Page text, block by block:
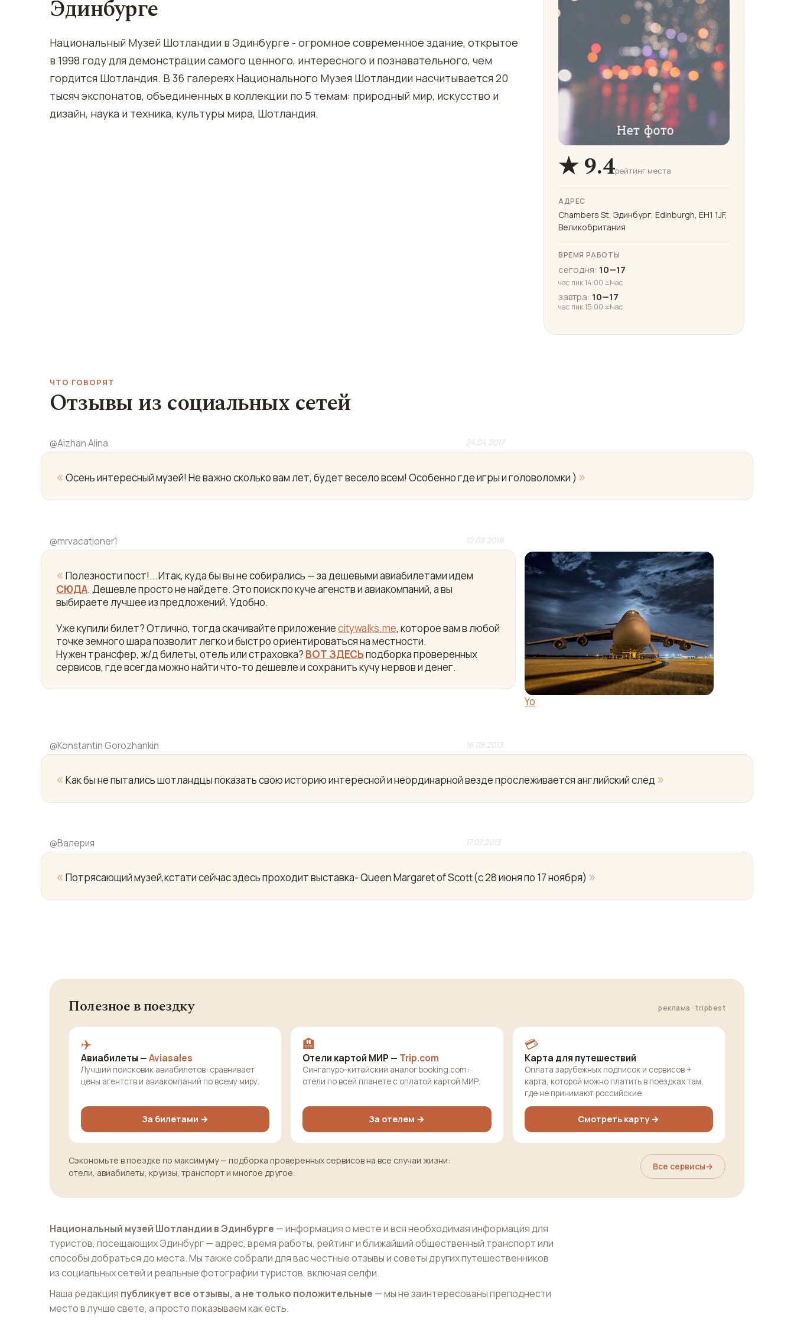
Эдинбурге
Национальный Музей Шотландии в Эдинбурге - огромное современное здание, открытое
в 1998 году для демонстрации самого ценного, интересного и познавательного, чем
гордится Шотландия. В 36 галереях Национального Музея Шотландии насчитывается 20
тысяч экспонатов, объединенных в коллекции по 5 темам: природный мир, искусство и
дизайн, наука и техника, культуры мира, Шотландия.
★ 9.4рейтинг места
АДРЕС
Chambers St, Эдинбург, Edinburgh, EH1 1JF,
Великобритания
ВРЕМЯ РАБОТЫ
сегодня: 10—17
час пик 14:00 ±1час
завтра: 10—17
час пик 15:00 ±1час
ЧТО ГОВОРЯТ
Отзывы из социальных сетей
@Aizhan Alina 24.04.2017
« Осень интересный музей! Не важно сколько вам лет, будет весело всем! Особенно где игры и головоломки ) »
@mrvacationer1 12.03.2018
« Полезности пост!...Итак, куда бы вы не собирались — за дешевыми авиабилетами идем
СЮДА. Дешевле просто не найдете. Это поиск по куче агенств и авиакомпаний, а вы
выбираете лучшее из предложений. Удобно.
Уже купили билет? Отлично, тогда скачивайте приложениеcitywalks.me, которое вам в любой
точке земного шара позволит легко и быстро ориентироваться на местности.
Нужен трансфер, ж/д билеты, отель или страховка? ВОТ ЗДЕСЬподборка проверенных
сервисов, где всегда можно найти что-то дешевле и сохранить кучу нервов и денег.
Yo
@Konstantin Gorozhankin 16.08.2013
« Как бы не пытались шотландцы показать свою историю интересной и неординарной везде прослеживается английский след »
@Валерия 17.07.2013
« Потрясающий музей,кстати сейчас здесь проходит выставка- Queen Margaret of Scott(с 28 июня по 17 ноября) »
Полезное в поездку реклама · tripbest
✈️
Авиабилеты —Aviasales
Лучший поисковик авиабилетов: сравнивает
цены агентств и авиакомпаний по всему миру.
За билетами →
🏨
Отели картой МИР — Trip.com
Сингапуро-китайский аналог booking.com:
отели по всей планете с оплатой картой МИР.
За отелем →
💳
Карта для путешествий
Оплата зарубежных подписок и сервисов +
карта, которой можно платить в поездках там,
где не принимают российские.
Смотреть карту →
Сэкономьте в поездке по максимуму — подборка проверенных сервисов на все случаи жизни:
отели, авиабилеты, круизы, транспорт и многое другое.
Все сервисы→
Национальный музей Шотландии в Эдинбурге — информация о месте и вся необходимая информация для
туристов, посещающих Эдинбург — адрес, время работы, рейтинг и ближайший общественный транспорт или
способы добраться до места. Мы также собрали для вас честные отзывы и советы других путешественников
из социальных сетей и реальные фотографии туристов, включая селфи.
Наша редакция публикует все отзывы, а не только положительные — мы не заинтересованы преподнести
место в лучше свете, а просто показываем как есть.